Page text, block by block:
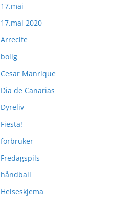
17.mai
17.mai 2020
Arrecife
bolig
Cesar Manrique
Dia de Canarias
Dyreliv
Fiesta!
forbruker
Fredagspils
håndball
Helseskjema